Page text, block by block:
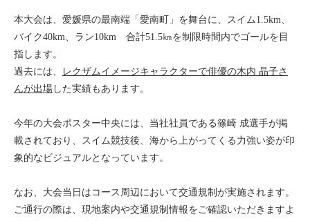
本大会は、愛媛県の最南端「愛南町」を舞台に、スイム1.5km、
バイク40km、ラン10km 合計51.5㎞を制限時間内でゴールを目
指します。
過去には、
レクザムイメージキャラクターで俳優の木内 晶子さ
んが出場 した実績もあります。
今年の大会ポスター中央には、当社社員である篠崎 成選手が掲
載されており、スイム競技後、海から上がってくる力強い姿が印
象的なビジュアルとなっています。
なお、大会当日はコース周辺において交通規制が実施されます。
ご通行の際は、現地案内や交通規制情報をご確認いただきますよ